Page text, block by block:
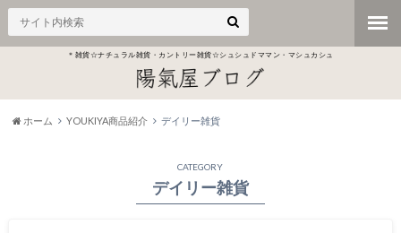
＊雑貨☆ナチュラル雑貨・カントリー雑貨☆シュシュドママン・マシュカシュ
ホーム YOUKIYA商品紹介 デイリー雑貨
CATEGORY
デイリー雑貨